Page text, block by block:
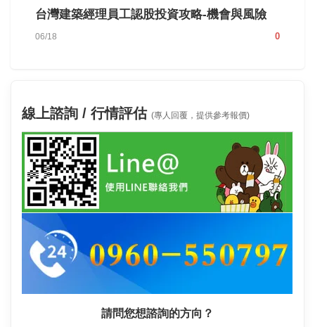
台灣建築經理員工認股投資攻略-機會與風險
06/18 0
線上諮詢 / 行情評估 (專人回覆，提供參考報價)
請問您想諮詢的方向？